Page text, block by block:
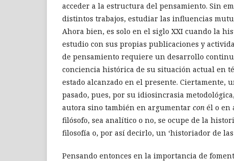
acceder a la estructura del pensamiento. Sin
distintos trabajos, estudiar las influencias
Ahora bien, es solo en el siglo XXI cuando la
estudio con sus propias publicaciones y
de pensamiento requiere un desarrollo
conciencia histórica de su situación actual en
estado alcanzado en el presente. Ciertamente,
pasado, pues, por su idiosincrasia
autora sino también en argumentar con él o en
filósofo, sea analítico o no, se ocupe de la
filosofía o, por así decirlo, un ‘historiador de las
Pensando entonces en la importancia de